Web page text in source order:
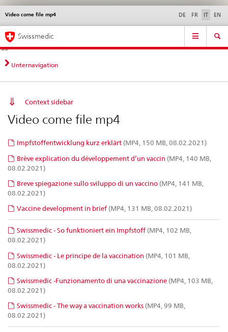
Navigazione
diretta:
novità,
aspetti
contatto
Novità &
norme
Contatto | Supporto &
aiuto
Video come file mp4 DE FR IT EN
Service
Navigation
Swissmedic
Unternavigation
Context sidebar
Video come file mp4
Impfstoffentwicklung kurz erklärt (MP4, 150 MB, 08.02.2021)
Brève explication du développement d’un vaccin (MP4, 140 MB,
08.02.2021)
Breve spiegazione sullo sviluppo di un vaccino (MP4, 141 MB,
08.02.2021)
Vaccine development in brief (MP4, 131 MB, 08.02.2021)
Swissmedic - So funktioniert ein Impfstoff (MP4, 102 MB,
08.02.2021)
Swissmedic - Le principe de la vaccination (MP4, 101 MB,
08.02.2021)
Swissmedic -Funzionamento di una vaccinazione (MP4, 103 MB,
08.02.2021)
Swissmedic - The way a vaccination works (MP4, 99 MB,
08.02.2021)